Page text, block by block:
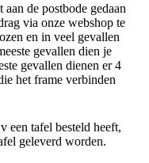
de postbode gedaan
via onze webshop te
en in veel gevallen
gevallen dien je
gevallen dienen er 4
het frame verbinden
een tafel besteld heeft,
geleverd worden.